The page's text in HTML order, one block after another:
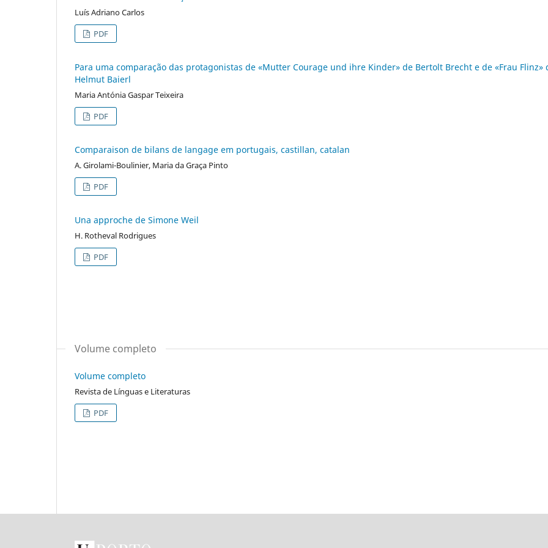
Luís Adriano Carlos
PDF
Para uma comparação das protagonistas de «Mutter Courage und ihre Kinder» de Bertolt Brecht e de «Frau Flinz»
Helmut Baierl
Maria Antónia Gaspar Teixeira
PDF
Comparaison de bilans de langage em portugais, castillan, catalan
A. Girolami-Boulinier, Maria da Graça Pinto
PDF
Una approche de Simone Weil
H. Rotheval Rodrigues
PDF
Volume completo
Volume completo
Revista de Línguas e Literaturas
PDF